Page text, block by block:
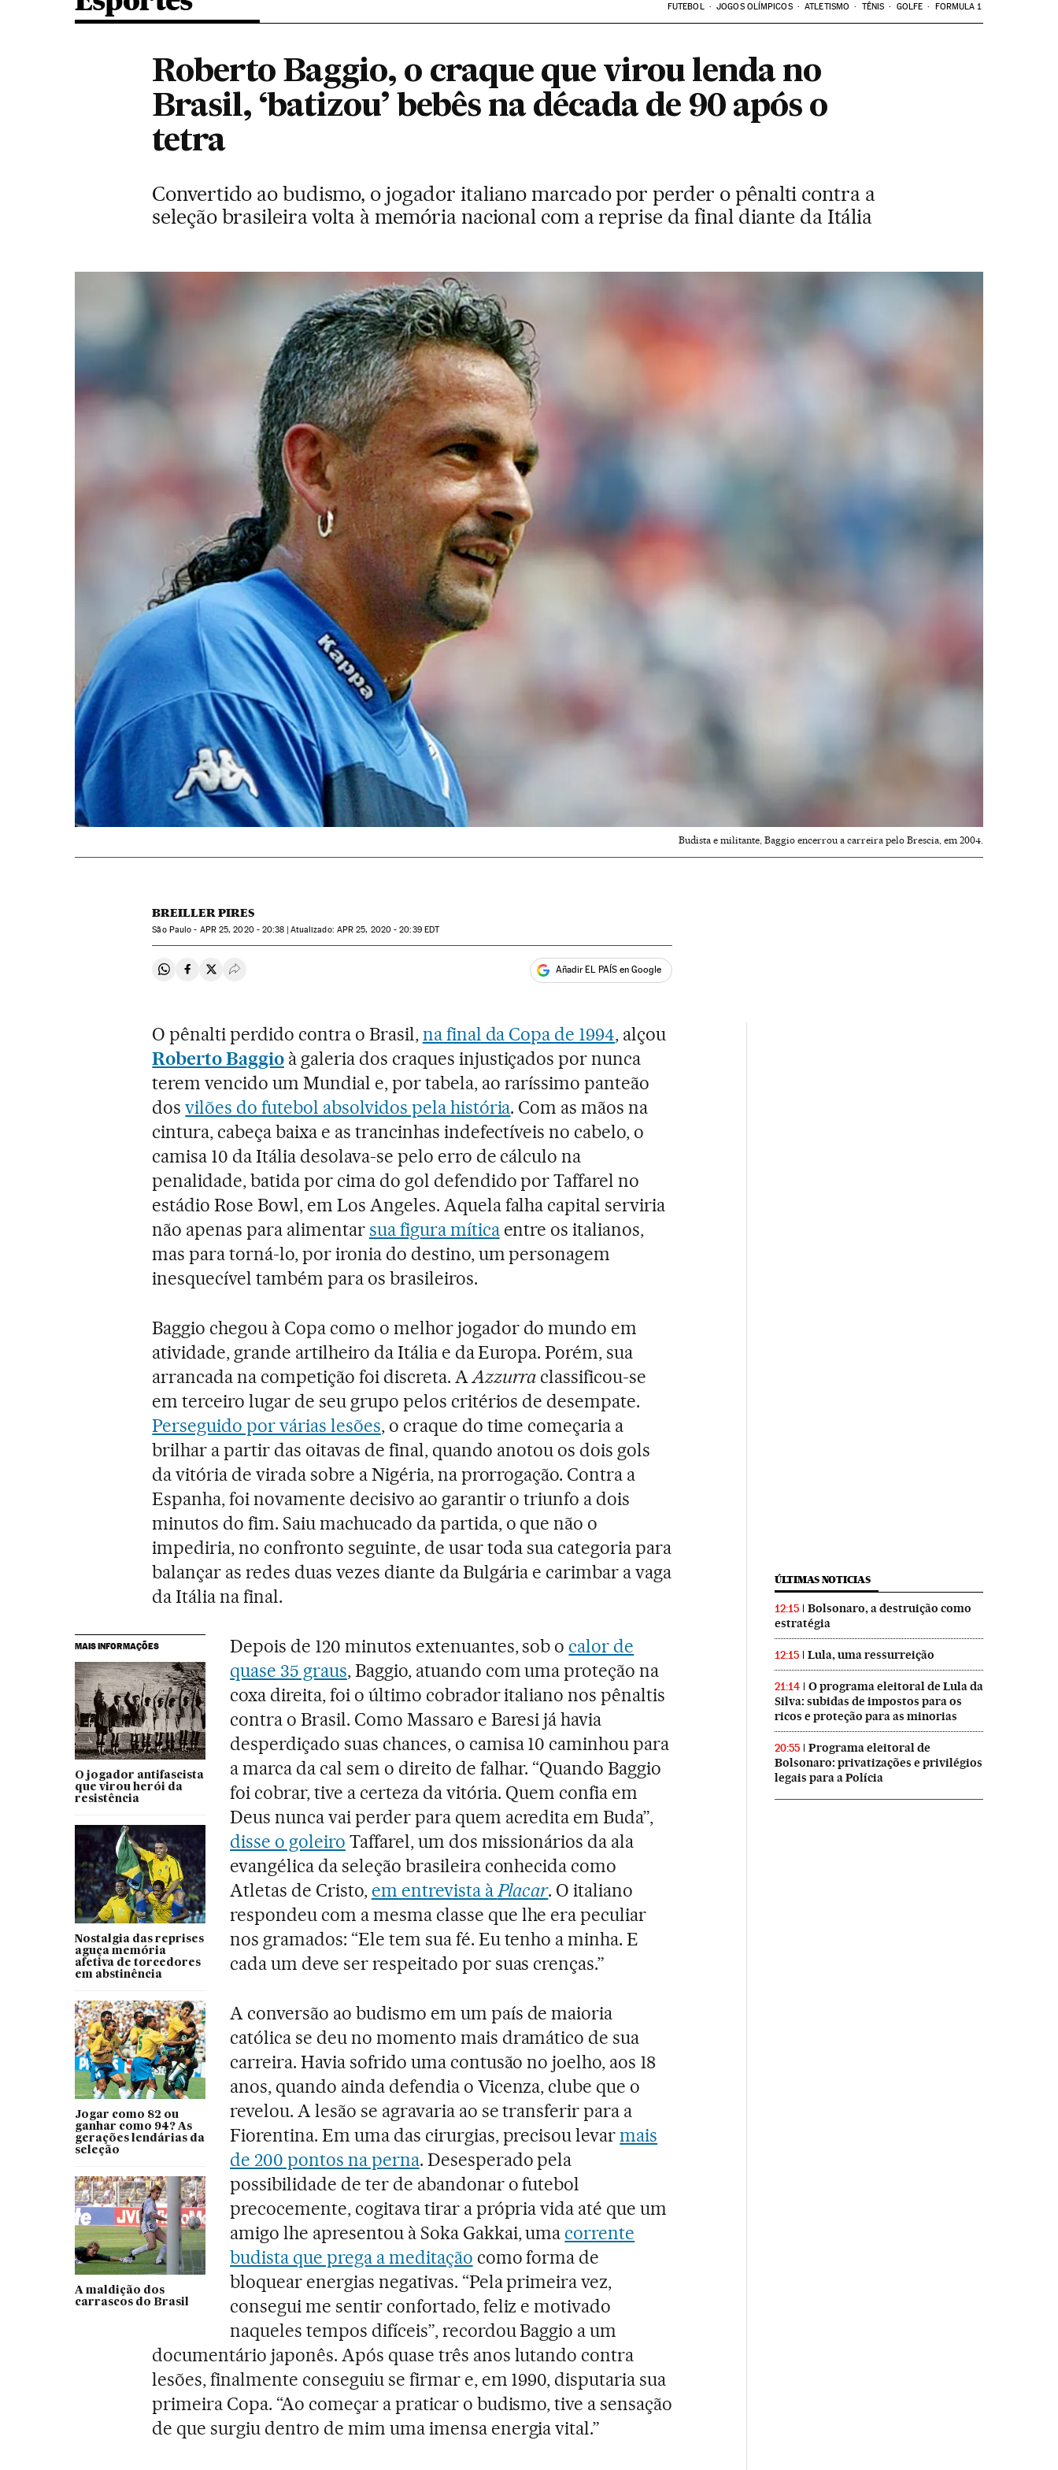
FUTEBOL JOGOS OLÍMPICOS ATLETISMO TÊNIS GOLFE FORMULA 1
Roberto Baggio, o craque que virou lenda no
Brasil, ‘batizou’ bebês na década de 90 após o
tetra
Convertido ao budismo, o jogador italiano marcado por perder o pênalti contra a
seleção brasileira volta à memória nacional com a reprise da final diante da Itália
Budista e militante, Baggio encerrou a carreira pelo Brescia, em 2004.
BREILLER PIRES
São Paulo - APR25, 2020 - 20:38 atualizado: APR 25, 2020 - 20:39EDT
Compartir en Whatsapp
Compartir en Facebook
Compartir en Twitter
Desplegar Redes Sociales Añadir EL PAÍS en Google
O pênalti perdido contra o Brasil, na final da Copa de 1994, alçou
Roberto Baggio à galeria dos craques injustiçados por nunca
terem vencido um Mundial e, por tabela, ao raríssimo panteão
dosvilões do futebol absolvidos pela história. Com as mãos na
cintura, cabeça baixa e as trancinhas indefectíveis no cabelo, o
camisa 10 da Itália desolava-se pelo erro de cálculo na
penalidade, batida por cima do gol defendido por Taffarel no
estádio Rose Bowl, em Los Angeles. Aquela falha capital serviria
não apenas para alimentarsua figura míticaentre os italianos,
mas para torná-lo, por ironia do destino, um personagem
inesquecível também para os brasileiros.
Baggio chegou à Copa como o melhor jogador do mundo em
atividade, grande artilheiro da Itália e da Europa. Porém, sua
arrancada na competição foi discreta. AAzzurra classificou-se
em terceiro lugar de seu grupo pelos critérios de desempate.
Perseguido por várias lesões, o craque do time começaria a
brilhar a partir das oitavas de final, quando anotou os dois gols
da vitória de virada sobre a Nigéria, na prorrogação. Contra a
Espanha, foi novamente decisivo ao garantir o triunfo a dois
minutos do fim. Saiu machucado da partida, o que não o
impediria, no confronto seguinte, de usar toda sua categoria para
balançar as redes duas vezes diante da Bulgária e carimbar a vaga
da Itália na final.
MAIS INFORMAÇÕES
O jogador antifascista
que virou herói da
resistência
Nostalgia das reprises
aguça memória
afetiva de torcedores
em abstinência
Jogar como 82 ou
ganhar como 94? As
gerações lendárias da
seleção
A maldição dos
carrascos do Brasil
Depois de 120 minutos extenuantes, sob o calor de
quase 35 graus, Baggio, atuando com uma proteção na
coxa direita, foi o último cobrador italiano nos pênaltis
contra o Brasil. Como Massaro e Baresi já havia
desperdiçado suas chances, o camisa 10 caminhou para
a marca da cal sem o direito de falhar. “Quando Baggio
foi cobrar, tive a certeza da vitória. Quem confia em
Deus nunca vai perder para quem acredita em Buda”,
disse o goleiro Taffarel, um dos missionários da ala
evangélica da seleção brasileira conhecida como
Atletas de Cristo, em entrevista àPlacar. O italiano
respondeu com a mesma classe que lhe era peculiar
nos gramados: “Ele tem sua fé. Eu tenho a minha. E
cada um deve ser respeitado por suas crenças.”
A conversão ao budismo em um país de maioria
católica se deu no momento mais dramático de sua
carreira. Havia sofrido uma contusão no joelho, aos 18
anos, quando ainda defendia o Vicenza, clube que o
revelou. A lesão se agravaria ao se transferir para a
Fiorentina. Em uma das cirurgias, precisou levarmais
de 200 pontos na perna. Desesperado pela
possibilidade de ter de abandonar o futebol
precocemente, cogitava tirar a própria vida até que um
amigo lhe apresentou à Soka Gakkai, uma corrente
budista que prega a meditação como forma de
bloquear energias negativas. “Pela primeira vez,
consegui me sentir confortado, feliz e motivado
naqueles tempos difíceis”, recordou Baggio a um
documentário japonês. Após quase três anos lutando contra
lesões, finalmente conseguiu se firmar e, em 1990, disputaria sua
primeira Copa. “Ao começar a praticar o budismo, tive a sensação
de que surgiu dentro de mim uma imensa energia vital.”
ÚLTIMAS NOTICIAS
12:15
Bolsonaro, a destruição como
estratégia
12:15 Lula, uma ressurreição
21:14
O programa eleitoral de Lula da
Silva: subidas de impostos para os
ricos e proteção para as minorias
20:55
Programa eleitoral de
Bolsonaro: privatizações e privilégios
legais para a Polícia